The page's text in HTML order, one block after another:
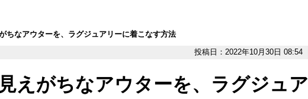
ちなアウターを、ラグジュアリーに着こなす方法
投稿日：2022年10月30日 08:54
えがちなアウターを、ラグジュア